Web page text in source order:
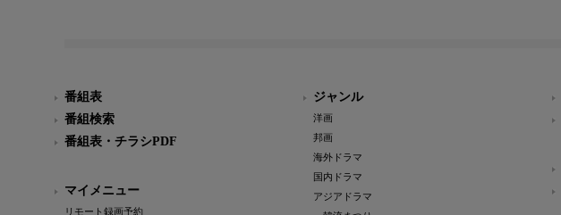
番組表
番組検索
番組表・チラシPDF
マイメニュー
リモート録画予約
ジャンル
洋画
邦画
海外ドラマ
国内ドラマ
アジアドラマ